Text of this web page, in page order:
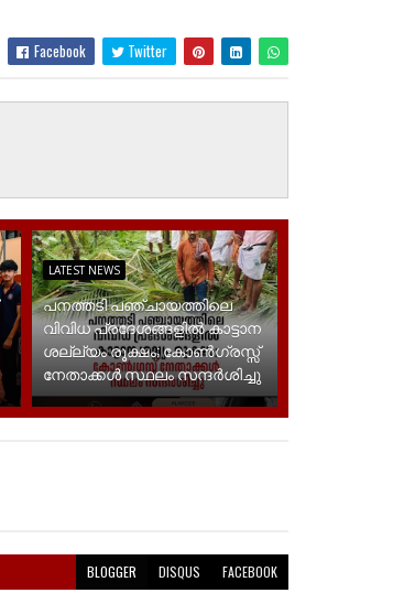
Facebook Twitter
LATEST NEWS
പനത്തടി പഞ്ചായത്തിലെ
വിവിധ പ്രദേശങ്ങളിൽ കാട്ടാന
ശല്ല്യം രൂക്ഷം; കോൺഗ്രസ്സ്
നേതാക്കൾ സ്ഥലം സന്ദർശിച്ചു
BLOGGER DISQUS FACEBOOK